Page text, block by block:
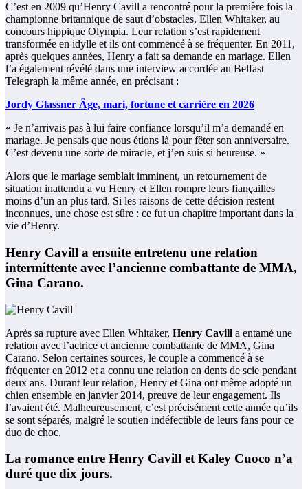
C’est en 2009 qu’Henry Cavill a rencontré pour la première fois la
championne britannique de saut d’obstacles, Ellen Whitaker, au
concours hippique Olympia. Leur relation s’est rapidement
transformée en idylle et ils ont commencé à se fréquenter. En 2011,
après quelques années, Henry a fait sa demande en mariage. Ellen
l’a également révélé dans une interview accordée au Belfast
Telegraph la même année, en précisant :
Jordy Glassner Âge, mari, fortune et carrière en 2026
« Je n’arrivais pas à lui faire confiance lorsqu’il m’a demandé en
mariage. Je pensais que nous étions là pour fêter son anniversaire.
C’est devenu une sorte de miracle, et j’en suis si heureuse. »
Alors que le mariage semblait imminent, un retournement de
situation inattendu a vu Henry et Ellen rompre leurs fiançailles
moins d’un an plus tard. Si les raisons de cette décision restent
inconnues, une chose est sûre : ce fut un chapitre important dans la
vie d’Henry.
Henry Cavill a ensuite entretenu une relation
intermittente avec l’ancienne combattante de MMA,
Gina Carano.
Après sa rupture avec Ellen Whitaker, Henry Cavill a entamé une
relation avec l’actrice et ancienne combattante de MMA, Gina
Carano. Selon certaines sources, le couple a commencé à se
fréquenter en 2012 et a connu une relation en dents de scie pendant
deux ans. Durant leur relation, Henry et Gina ont même adopté un
chien ensemble en janvier 2014, preuve de leur engagement. Ils
l’avaient été. Malheureusement, c’est précisément cette année qu’ils
se sont séparés, malgré le soutien indéfectible de leurs fans pour ce
duo de choc.
La romance entre Henry Cavill et Kaley Cuoco n’a
duré que dix jours.